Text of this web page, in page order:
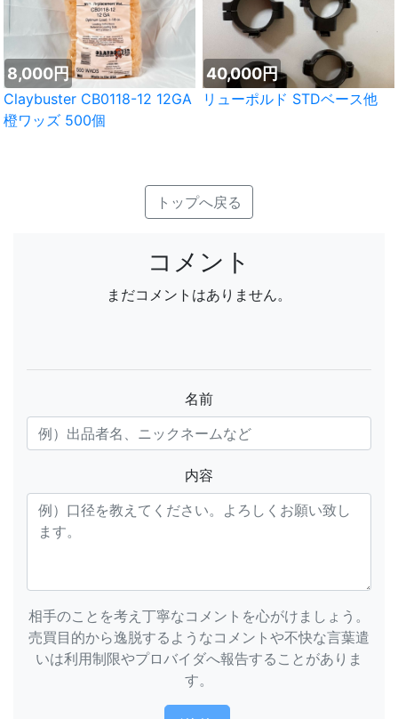
8,000円
Claybuster CB0118-12 12GA
橙ワッズ 500個
40,000円
リューポルド STDベース他
トップへ戻る
コメント
まだコメントはありません。
名前
内容
相手のことを考え丁寧なコメントを心がけましょう。
売買目的から逸脱するようなコメントや不快な言葉遣
いは利用制限やプロバイダへ報告することがありま
す。